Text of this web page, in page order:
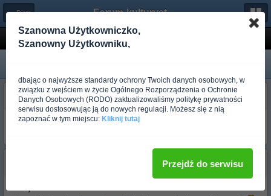
← Dieta Forum-kulturystyka.pl
Kalkulator kalorii
Robert334
Ponad rok temu
Witam uzywal ktos tego kalkulatora?i jeszcze inne pytanie...na ile
Szanowna Użytkowniczko,
Szanowny Użytkowniku,
dbając o najwyższe standardy ochrony Twoich danych osobowych, w
związku z wejściem w życie Ogólnego Rozporządzenia o Ochronie
Danych Osobowych (RODO) zaktualizowaliśmy politykę prywatności
serwisu dostosowując ją do nowych regulacji. Możesz się z nią
zapoznać w tym miejscu: Kliknij tutaj
Przejdź do serwisu